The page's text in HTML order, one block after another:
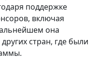
поддержке
включая
она
стран, где были